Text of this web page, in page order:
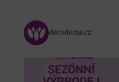
decodoma.cz